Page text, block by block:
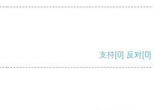
支持[0] 反对[0]